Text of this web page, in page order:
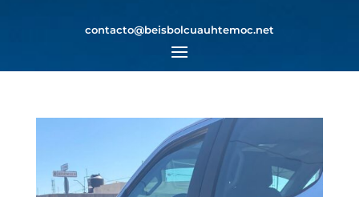
contacto@beisbolcuauhtemoc.net